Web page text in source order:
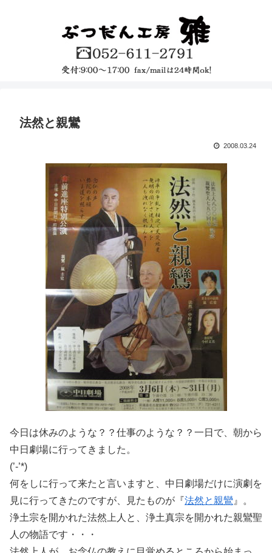
法然と親鸞
2008.03.24
今日は休みのような？？仕事のような？？一日で、朝から
中日劇場に行ってきました。
(’-’*)
何をしに行って来たと言いますと、中日劇場だけに演劇を
見に行ってきたのですが、見たものが『法然と親鸞 』。
浄土宗を開かれた法然上人と、浄土真宗を開かれた親鸞聖
人の物語です・・・